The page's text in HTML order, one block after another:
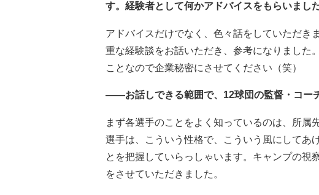
す。経験者として何かアドバイスをもらいまし
アドバイスだけでなく、色々話をしていただき
重な経験談をお話いただき、参考になりました
ことなので企業秘密にさせてください（笑）
――お話しできる範囲で、12球団の監督・コー
まず各選手のことをよく知っているのは、所属
選手は、こういう性格で、こういう風にしてあ
とを把握していらっしゃいます。キャンプの視
をさせていただきました。